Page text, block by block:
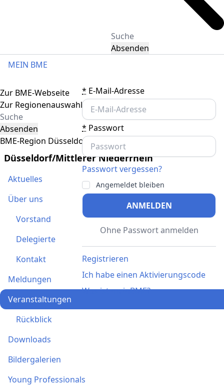
Absenden
MEIN BME
* E-Mail-Adresse
* Passwort
Passwort vergessen?
Angemeldet bleiben
ANMELDEN
Ohne Passwort anmelden
Registrieren
Ich habe einen Aktivierungscode
Was ist meinBME?
Toggle navigation
Zur BME-Webseite
Zur Regionenauswahl
Absenden
BME-Region Düsseldorf/Mittlerer Niederrhein
Düsseldorf/Mittlerer Niederrhein
Aktuelles
Über uns
Vorstand
Delegierte
Kontakt
Meldungen
Veranstaltungen
Rückblick
Downloads
Bildergalerien
Young Professionals